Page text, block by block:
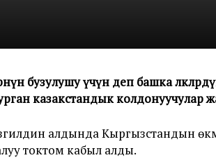
бузулушу үчүн деп башка
казакстандык колдонуучулар
алдында Кыргызстандын
токтом кабыл алды.